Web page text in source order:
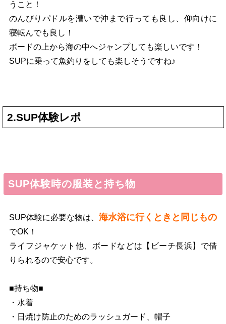
うこと！
のんびりパドルを漕いで沖まで行っても良し、仰向けに
寝転んでも良し！
ボードの上から海の中へジャンプしても楽しいです！
SUPに乗って魚釣りをしても楽しそうですね♪
2.SUP体験レポ
SUP体験時の服装と持ち物
SUP体験に必要な物は、 海水浴に行くときと同じもの
でOK！
ライフジャケット他、ボードなどは【ビーチ長浜】で借
りられるので安心です。
■持ち物■
・水着
・日焼け防止のためのラッシュガード、帽子